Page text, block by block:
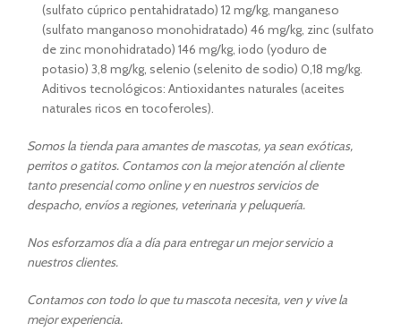
(sulfato cúprico pentahidratado) 12 mg/kg, manganeso
(sulfato manganoso monohidratado) 46 mg/kg, zinc (sulfato
de zinc monohidratado) 146 mg/kg, iodo (yoduro de
potasio) 3,8 mg/kg, selenio (selenito de sodio) 0,18 mg/kg.
Aditivos tecnológicos: Antioxidantes naturales (aceites
naturales ricos en tocoferoles).
Somos la tienda para amantes de mascotas, ya sean exóticas,
perritos o gatitos. Contamos con la mejor atención al cliente
tanto presencial como online y en nuestros servicios de
despacho, envíos a regiones, veterinaria y peluquería.
Nos esforzamos día a día para entregar un mejor servicio a
nuestros clientes.
Contamos con todo lo que tu mascota necesita, ven y vive la
mejor experiencia.